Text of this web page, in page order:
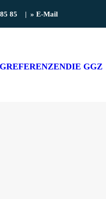
85 | » E-Mail
REFERENZENDIE GGZ